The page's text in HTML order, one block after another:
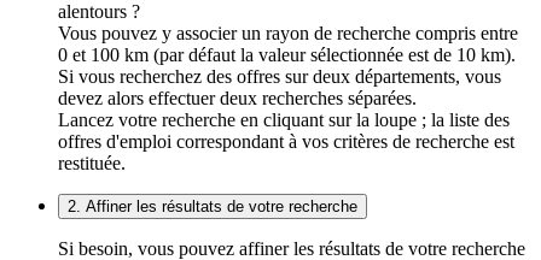
alentours ?
Vous pouvez y associer un rayon de recherche compris entre
0 et 100 km (par défaut la valeur sélectionnée est de 10 km).
Si vous recherchez des offres sur deux départements, vous
devez alors effectuer deux recherches séparées.
Lancez votre recherche en cliquant sur la loupe ; la liste des
offres d'emploi correspondant à vos critères de recherche est
restituée.
2. Affiner les résultats de votre recherche
Si besoin, vous pouvez affiner les résultats de votre recherche